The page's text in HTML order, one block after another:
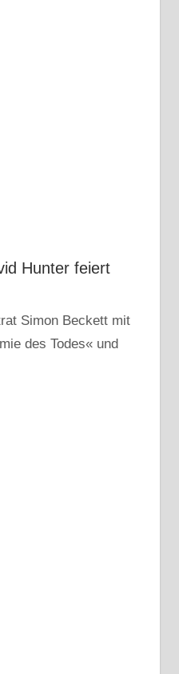
Hunter feiert
Simon Beckett mit
des Todes« und